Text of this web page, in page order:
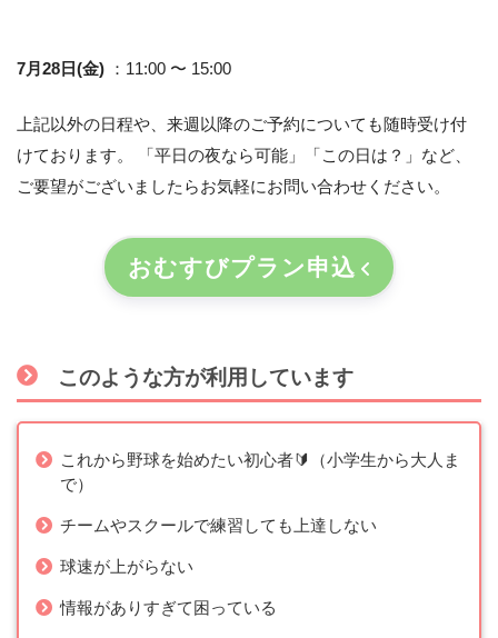
7月28日(金) ：11:00 〜 15:00
上記以外の日程や、来週以降のご予約についても随時受け付
けております。 「平日の夜なら可能」「この日は？」など、
ご要望がございましたらお気軽にお問い合わせください。
おむすびプラン申込
このような方が利用しています
これから野球を始めたい初心者🔰（小学生から大人ま
で）
チームやスクールで練習しても上達しない
球速が上がらない
情報がありすぎて困っている